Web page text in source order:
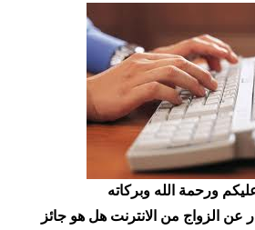
ورحمة الله وبركاته
عن الزواج من الانترنت هل هو جائز